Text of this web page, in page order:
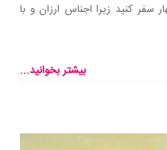
سفر کنید زیرا اجناس ارزان و با
بیشتر بخوانید...